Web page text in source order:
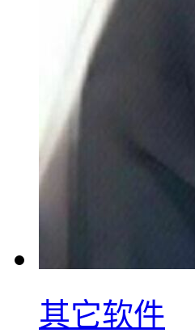
其它软件